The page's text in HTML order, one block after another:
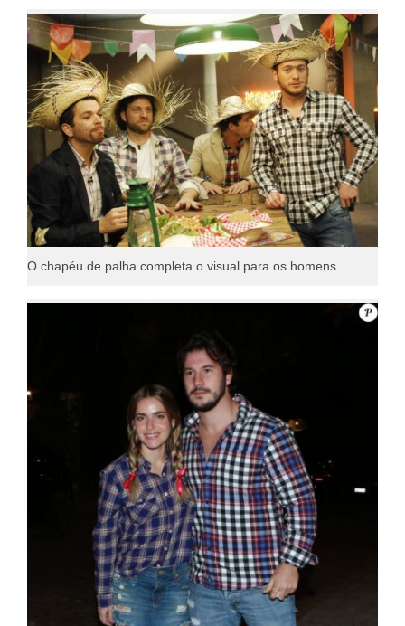
O chapéu de palha completa o visual para os homens